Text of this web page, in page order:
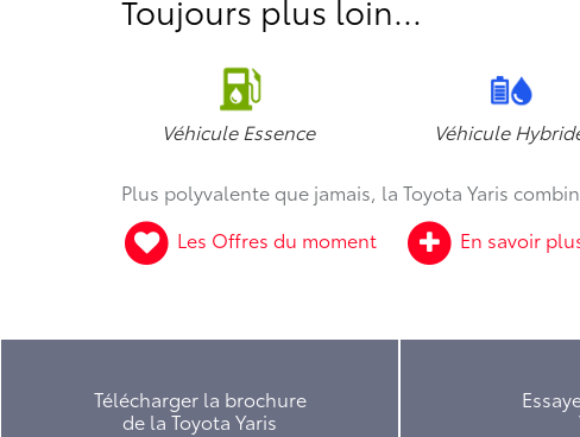
Toujours plus loin...
Véhicule Essence Véhicule
Plus polyvalente que jamais, la Toyota Yaris
Les Offres du moment
En savoir
Télécharger la brochure
de la Toyota Yaris